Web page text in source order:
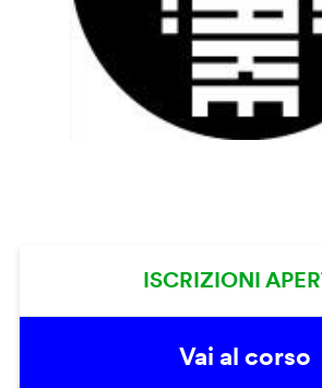
ISCRIZIONI
Vai al corso